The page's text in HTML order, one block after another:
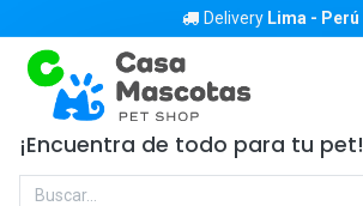
Delivery Lima - Perú
¡Encuentra de todo para tu pet!